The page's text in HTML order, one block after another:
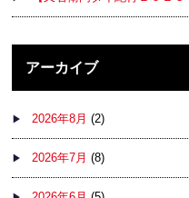
アーカイブ
2026年8月 (2)
2026年7月 (8)